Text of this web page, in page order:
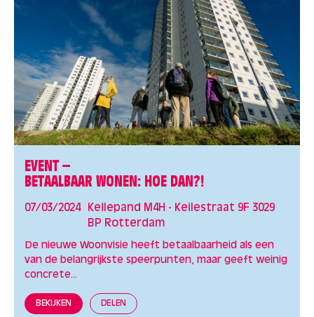
EVENT –
BETAALBAAR WONEN: HOE DAN?!
07/03/2024
Keilepand M4H - Keilestraat 9F 3029
BP Rotterdam
De nieuwe Woonvisie heeft betaalbaarheid als een
van de belangrijkste speerpunten, maar geeft weinig
concrete...
BEKIJKEN DELEN